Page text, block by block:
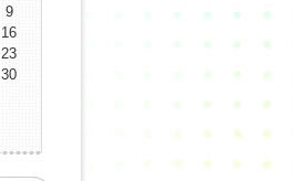
9
16
23
30